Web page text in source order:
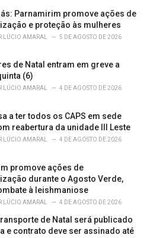
Parnamirim promove ações de
e proteção às mulheres
LÚCIO AMARAL 5 DE AGOSTO DE 2026
de Natal entram em greve a
(6)
LÚCIO AMARAL 4 DE AGOSTO DE 2026
a ter todos os CAPS em sede
reabertura da unidade III Leste
LÚCIO AMARAL 4 DE AGOSTO DE 2026
promove ações de
durante o Agosto Verde,
à leishmaniose
LÚCIO AMARAL 4 DE AGOSTO DE 2026
de Natal será publicado
e contrato deve ser assinado até